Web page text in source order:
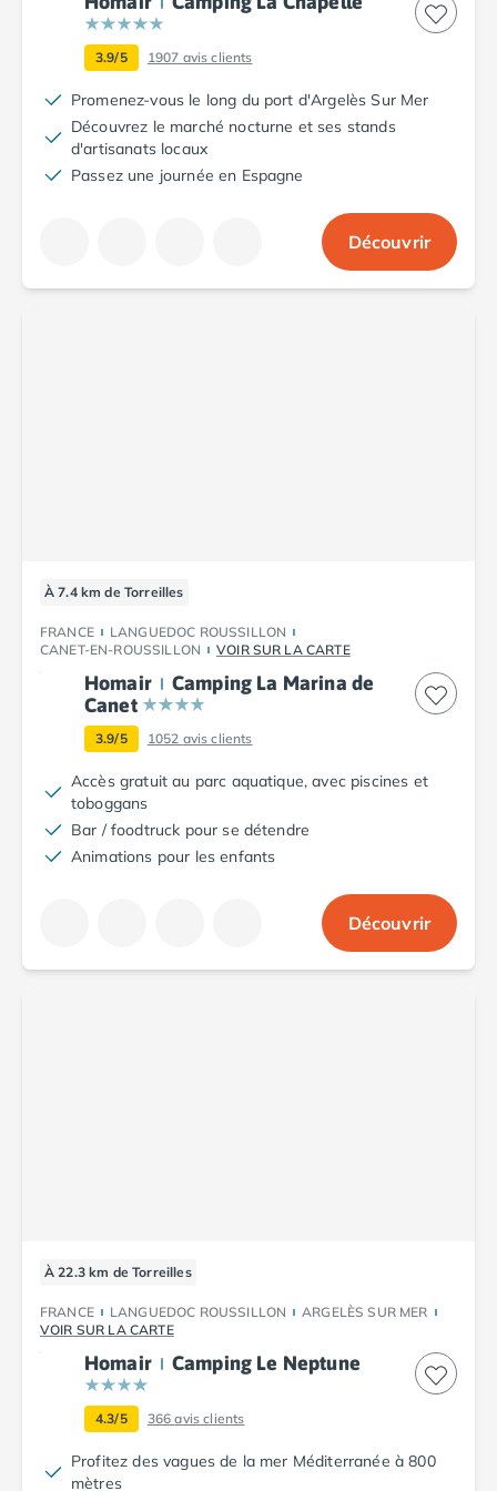
Camping Aude
Camping Narbonne-Plage
Camping Sigean
Camping Gard
Camping Aigues-Mortes
Camping Grau-du-Roi
Camping Le Barcarès
Camping Perpignan
Camping Saint-Cyprien
Camping Limousin
Camping Corrèze
Camping Lorraine
Camping Vosges
Camping Midi-Pyrénées
Camping Aveyron
Camping Millau
Camping Nant
Camping Lot-et-Garonne
Camping Guerande
Camping La Turballe
Camping Nantes
Camping Pornic
Camping Pornichet
Camping Saint Nazaire
Camping Maine-et-Loire
Camping Saumur
3.9/5 1907 avis clients
Promenez-vous le long du port d'Argelès Sur Mer
Découvrez le marché nocturne et ses stands
d'artisanats locaux
Passez une journée en Espagne
Découvrir
À 7.4 km de Torreilles
FRANCE
LANGUEDOC ROUSSILLON
CANET-EN-ROUSSILLON
VOIR SUR LA CARTE
Homair
Camping La Marina de
Canet
3.9/5 1052 avis clients
Accès gratuit au parc aquatique, avec piscines et
toboggans
Bar / foodtruck pour se détendre
Animations pour les enfants
Découvrir
À 22.3 km de Torreilles
FRANCE LANGUEDOC ROUSSILLON
ARGELÈS SUR MER
VOIR SUR LA CARTE
Homair Camping Le Neptune
4.3/5 366avis clients
Profitez des vagues de la mer Méditerranée à 800
mètres